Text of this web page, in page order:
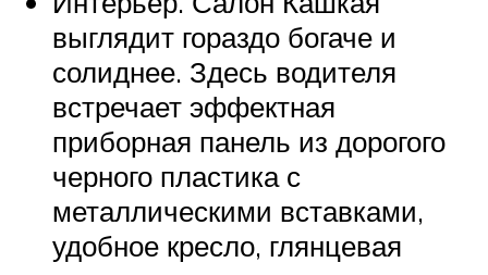
выглядит гораздо богаче и
солиднее. Здесь водителя
встречает эффектная
приборная панель из дорогого
черного пластика с
металлическими вставками,
удобное кресло, глянцевая